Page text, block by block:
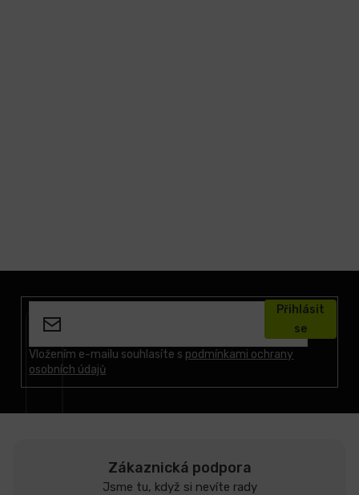
Vložením e-mailu souhlasíte s podmínkami ochrany
osobních údajů
Přihlásit
se
Zákaznická podpora
Jsme tu, když si nevíte rady